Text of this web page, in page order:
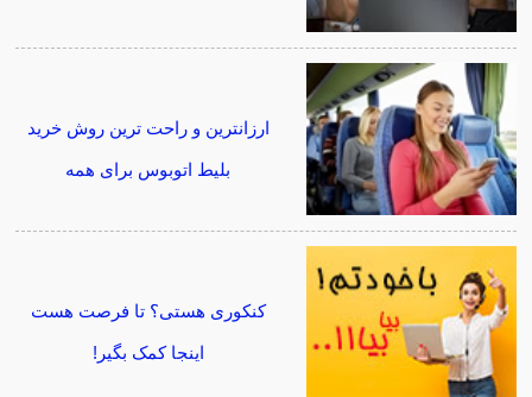
ارزانترین و راحت ترین روش خرید
بلیط اتوبوس برای همه
کنکوری هستی؟ تا فرصت هست
اینجا کمک بگیر!